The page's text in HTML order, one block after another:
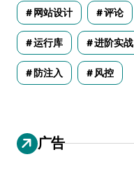
网站设计 评论
运行库 进阶实战
防注入 风控
广告